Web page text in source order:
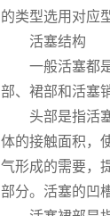
的类型选用对应
活塞结构
一般活塞都是
部、裙部和活塞
头部是指活塞
体的接触面积，
气形成的需要，
部分。活塞的凹